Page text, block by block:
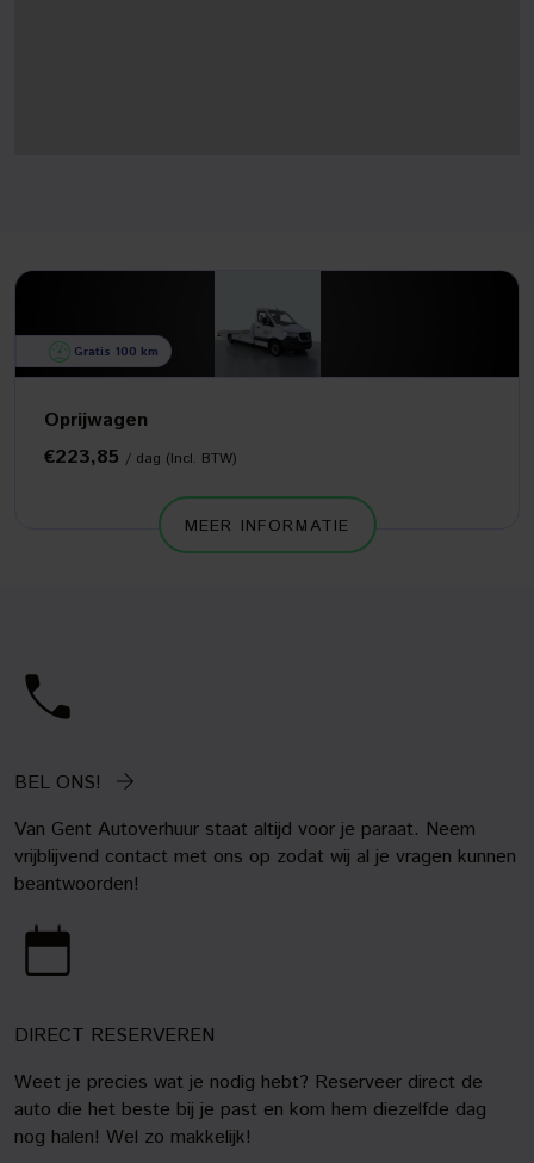
Gratis 100 km
Oprijwagen
€223,85 / dag (Incl. BTW)
MEER INFORMATIE
BEL ONS!
Van Gent Autoverhuur staat altijd voor je paraat. Neem
vrijblijvend contact met ons op zodat wij al je vragen kunnen
beantwoorden!
DIRECT RESERVEREN
Weet je precies wat je nodig hebt? Reserveer direct de
auto die het beste bij je past en kom hem diezelfde dag
nog halen! Wel zo makkelijk!